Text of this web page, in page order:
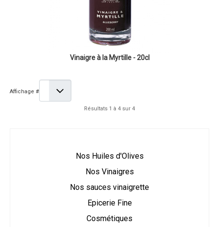
Vinaigre à la Myrtille - 20cl
Affichage #
Résultats 1 à 4 sur 4
Nos Huiles d'Olives
Nos Vinaigres
Nos sauces vinaigrette
Epicerie Fine
Cosmétiques